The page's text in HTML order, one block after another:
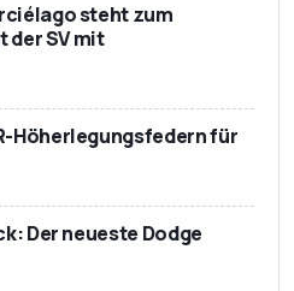
steht zum
der SV mit
Höherlegungsfedern für
Der neueste Dodge